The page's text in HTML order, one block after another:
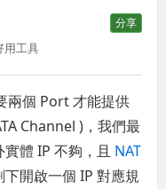
分享
用工具
兩個 Port 才能提供
Channel )，我們最
體 IP 不夠，且 NAT
開啟一個 IP 對應規